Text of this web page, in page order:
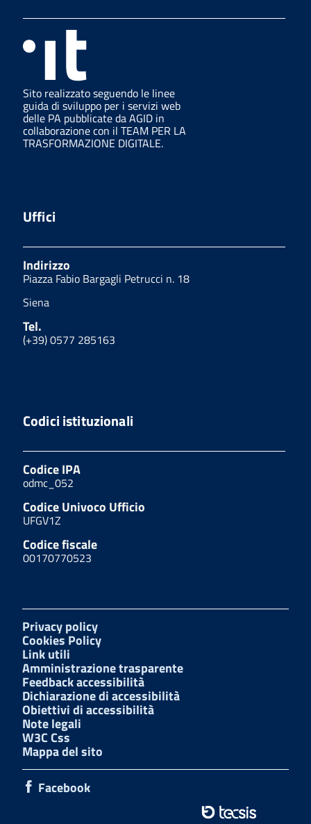
Sito realizzato seguendo le linee
guida di sviluppo per i servizi web
delle PA pubblicate da AGID in
collaborazione con il TEAM PER LA
TRASFORMAZIONE DIGITALE.
Uffici
Indirizzo
Piazza Fabio Bargagli Petrucci n. 18
Siena
Tel.
(+39) 0577 285163
Codici istituzionali
Codice IPA
odmc_052
Codice Univoco Ufficio
UFGV1Z
Codice fiscale
00170770523
Privacy policy
Cookies Policy
Link utili
Amministrazione trasparente
Feedback accessibilità
Dichiarazione di accessibilità
Obiettivi di accessibilità
Note legali
W3C Css
Mappa del sito
Facebook